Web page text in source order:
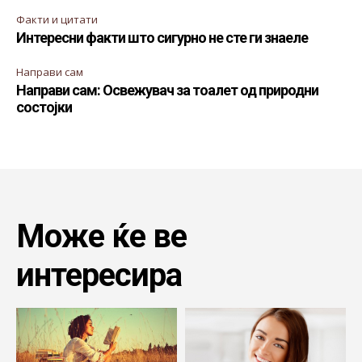
Факти и цитати
Интересни факти што сигурно не сте ги знаеле
Направи сам
Направи сам: Освежувач за тоалет од природни
состојки
Може ќе ве
интересира